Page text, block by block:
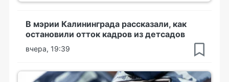
В мэрии Калининграда рассказали, как
остановили отток кадров из детсадов
вчера, 19:39